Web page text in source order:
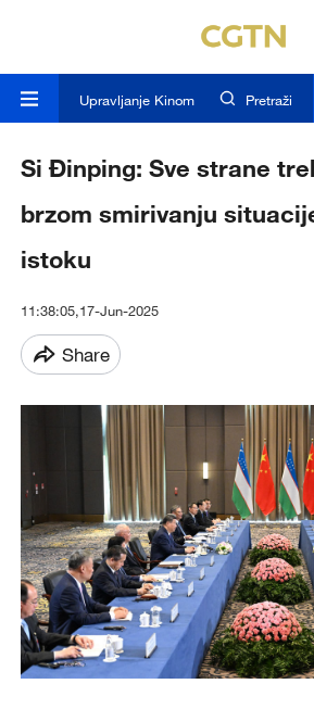
Upravljanje Kinom Pretraži
Si Đinping: Sve strane
brzom smirivanju
istoku
11:38:05,17-Jun-2025
Share